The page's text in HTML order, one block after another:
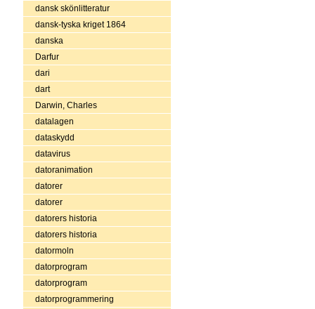
dansk skönlitteratur
dansk-tyska kriget 1864
danska
Darfur
dari
dart
Darwin, Charles
datalagen
dataskydd
datavirus
datoranimation
datorer
datorer
datorers historia
datorers historia
datormoln
datorprogram
datorprogram
datorprogrammering